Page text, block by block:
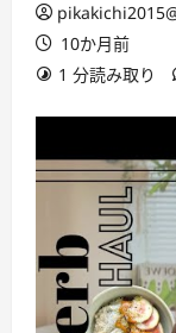
10か月前
1 分読み取り